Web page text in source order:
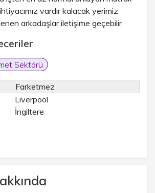
vardır kalacak yerimiz
arkadaşlar iletişime geçebilir
Sektörü
Farketmez
Liverpool
İngiltere